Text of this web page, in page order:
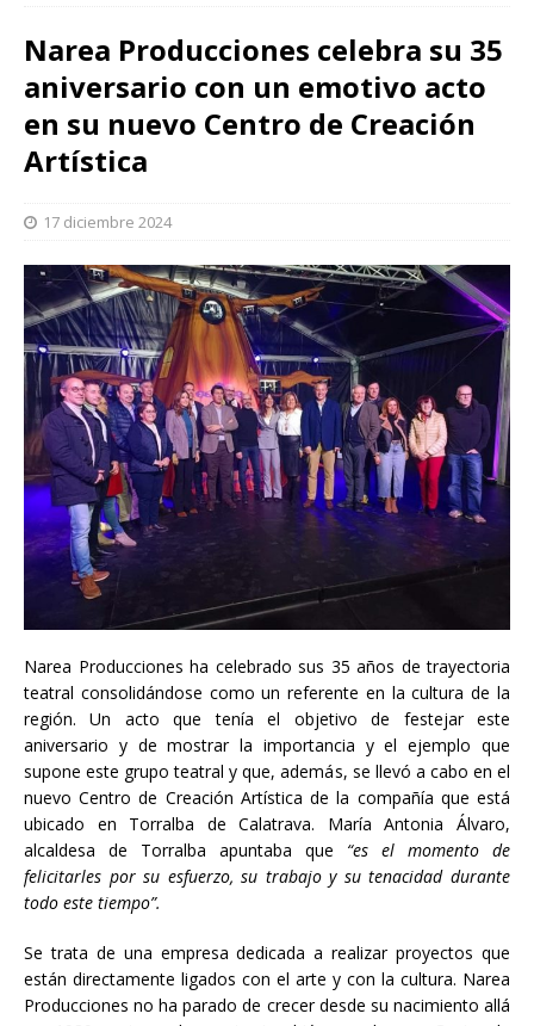
Narea Producciones celebra su 35
aniversario con un emotivo acto
en su nuevo Centro de Creación
Artística
17 diciembre 2024
Narea Producciones ha celebrado sus 35 años de trayectoria
teatral consolidándose como un referente en la cultura de la
región. Un acto que tenía el objetivo de festejar este
aniversario y de mostrar la importancia y el ejemplo que
supone este grupo teatral y que, además, se llevó a cabo en el
nuevo Centro de Creación Artística de la compañía que está
ubicado en Torralba de Calatrava. María Antonia Álvaro,
alcaldesa de Torralba apuntaba que “es el momento de
felicitarles por su esfuerzo, su trabajo y su tenacidad durante
todo este tiempo”.
Se trata de una empresa dedicada a realizar proyectos que
están directamente ligados con el arte y con la cultura. Narea
Producciones no ha parado de crecer desde su nacimiento allá